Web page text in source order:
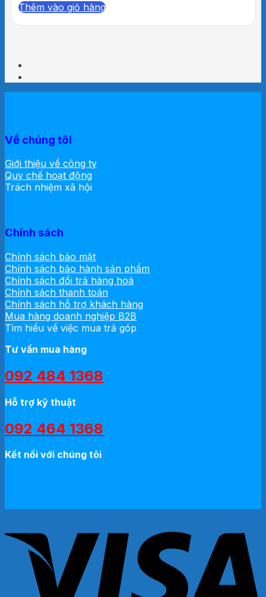
Thêm vào giỏ hàng
Về chúng tôi
Giới thiệu về công ty
Quy chế hoạt động
Trách nhiệm xã hội
Chính sách
Chính sách bảo mật
Chính sách bảo hành sản phẩm
Chính sách đổi trả hàng hoá
Chính sách thanh toán
Chính sách hỗ trợ khách hàng
Mua hàng doanh nghiệp B2B
Tìm hiểu về việc mua trả góp
Tư vấn mua hàng
092 484 1368
Hỗ trợ kỹ thuật
092 464 1368
Kết nối với chúng tôi